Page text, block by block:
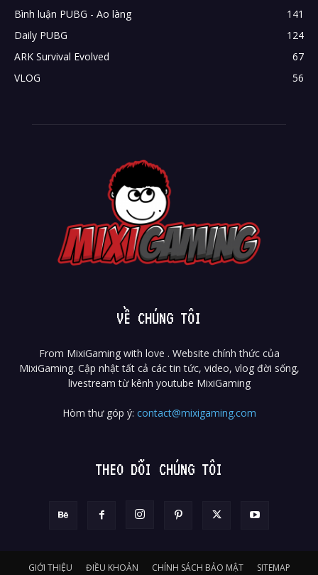
Bình luận PUBG - Ao làng
141
Daily PUBG
124
ARK Survival Evolved
67
VLOG
56
VỀ CHÚNG TÔI
From MixiGaming with love . Website chính thức của
MixiGaming. Cập nhật tất cả các tin tức, video, vlog đời sống,
livestream từ kênh youtube MixiGaming
Hòm thư góp ý: contact@mixigaming.com
THEO DÕI CHÚNG TÔI
GIỚI THIỆU ĐIỀU KHOẢN CHÍNH SÁCH BẢO MẬT SITEMAP